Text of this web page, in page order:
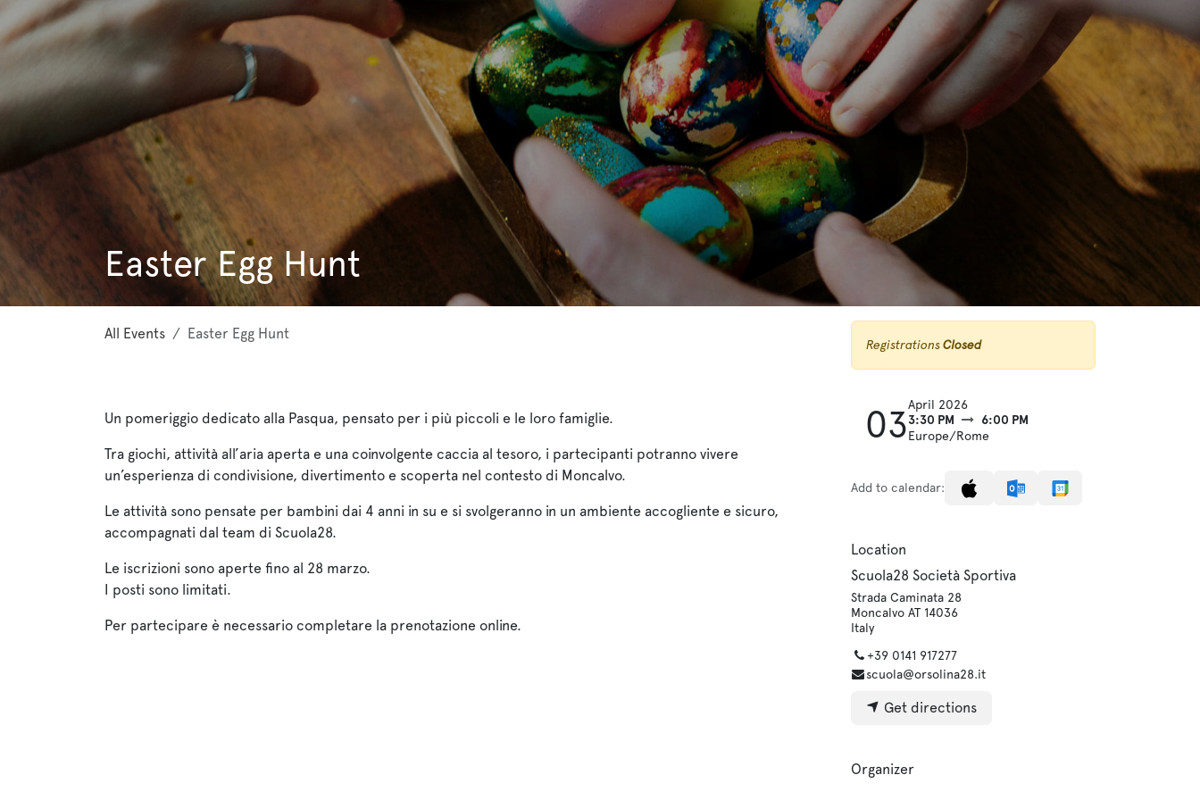
Easter Egg Hunt
All Events Easter Egg Hunt
Un pomeriggio dedicato alla Pasqua, pensato per i più piccoli e le loro famiglie.
Tra giochi, attività all’aria aperta e una coinvolgente caccia al tesoro, i partecipanti potranno vivere
un’esperienza di condivisione, divertimento e scoperta nel contesto di Moncalvo.
Le attività sono pensate per bambini dai 4 anni in su e si svolgeranno in un ambiente accogliente e sicuro,
accompagnati dal team di Scuola28.
Le iscrizioni sono aperte fino al 28 marzo.
I posti sono limitati.
Per partecipare è necessario completare la prenotazione online.
RegistrationsClosed
03April 2026
3:30 PM 6:00 PM
Europe/Rome
Add to calendar:
Location
Scuola28 Società Sportiva
Strada Caminata 28
Moncalvo AT 14036
Italy
+39 0141 917277
scuola@orsolina28.it
Get directions
Organizer